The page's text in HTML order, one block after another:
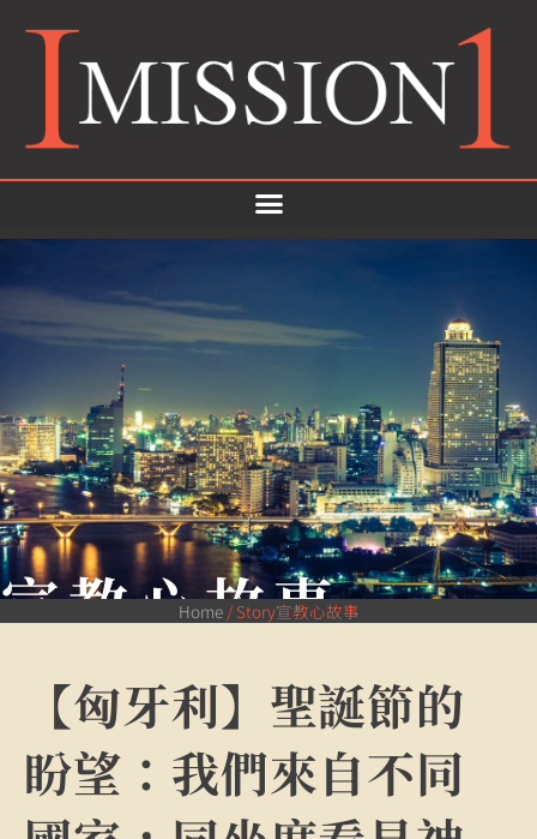
宣教心故事
Home/ Story宣教心故事
【匈牙利】聖誕節的
盼望：我們來自不同